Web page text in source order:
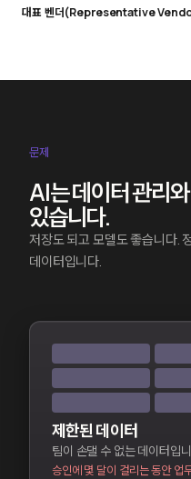
대표 벤더(Representative
문제
AI는 데이터 관리
있습니다.
저장도 되고 모델도 좋습니다.
데이터입니다.
제한된 데이터
팀이 손댈 수 없는 데이터입
승인에 몇 달이 걸리는 동안 업